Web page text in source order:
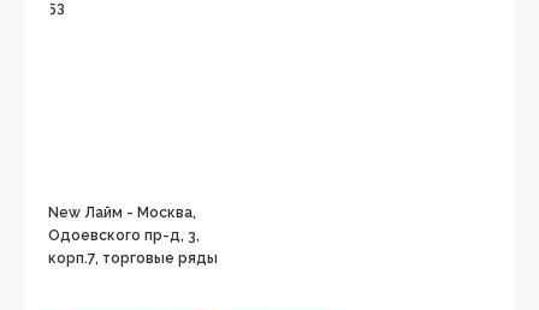
53
New Лайм - Москва,
Одоевского пр-д, 3,
корп.7, торговые ряды